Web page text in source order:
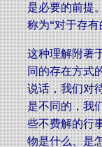
是必要的前提
称为“对于存
这种理解附著
同的存在方式
说话，我们对
是不同的，我
些不费解的行
物是什么、是